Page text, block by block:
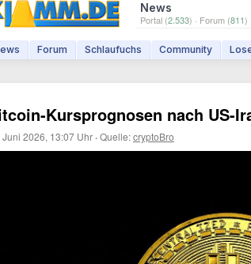
News
Portal (2.533) · Forum (811)
Forum Schlaufuchs Community
Kursprognosen nach US-
Juni 2026, 13:07 Uhr ·Quelle:cryptoBro